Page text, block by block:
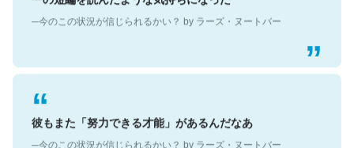
─今のこの状況が信じられるかい？ by ラーズ・ヌートバー
彼もまた「努力できる才能」があるんだなあ
─今のこの状況が信じられるかい？ by ラーズ・ヌートバー